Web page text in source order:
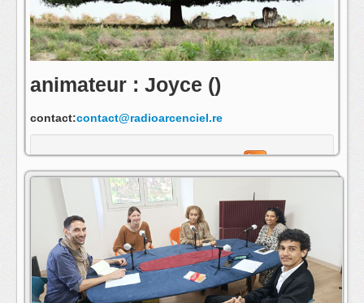
animateur : Joyce ()
contact:contact@radioarcenciel.re
s'abonner au fil rss de cette emission: